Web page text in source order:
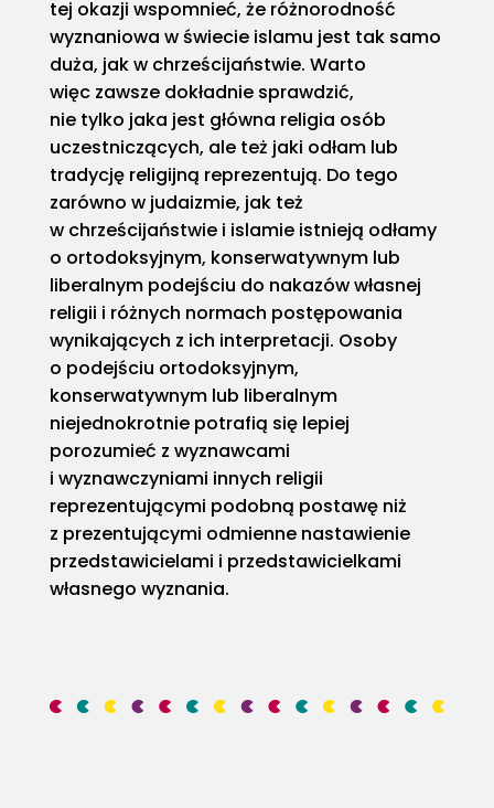
tej okazji wspomnieć, że różnorodność
wyznaniowa w świecie islamu jest tak samo
duża, jak w chrześcijaństwie. Warto
więc zawsze dokładnie sprawdzić,
nie tylko jaka jest główna religia osób
uczestniczących, ale też jaki odłam lub
tradycję religijną reprezentują. Do tego
zarówno w judaizmie, jak też
w chrześcijaństwie i islamie istnieją odłamy
o ortodoksyjnym, konserwatywnym lub
liberalnym podejściu do nakazów własnej
religii i różnych normach postępowania
wynikających z ich interpretacji. Osoby
o podejściu ortodoksyjnym,
konserwatywnym lub liberalnym
niejednokrotnie potrafią się lepiej
porozumieć z wyznawcami
i wyznawczyniami innych religii
reprezentującymi podobną postawę niż
z prezentującymi odmienne nastawienie
przedstawicielami i przedstawicielkami
własnego wyznania.